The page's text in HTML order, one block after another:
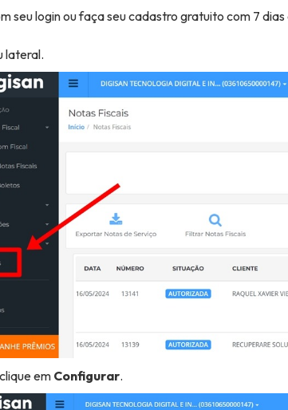
seu login ou faça seu cadastro gratuito com 7
lateral.
em Configurar.